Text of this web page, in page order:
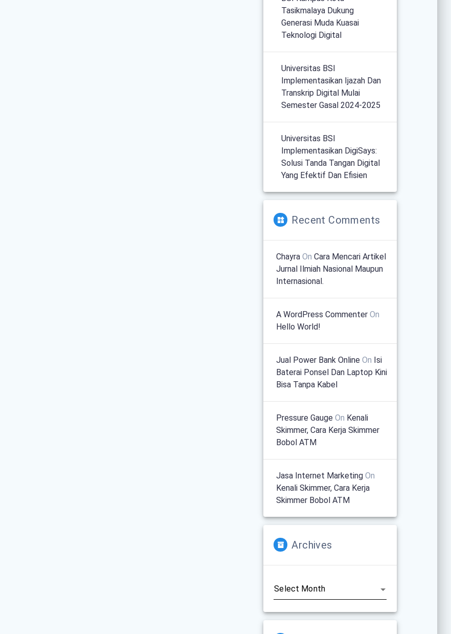
Tasikmalaya Dukung
Generasi Muda Kuasai
Teknologi Digital
Universitas BSI
Implementasikan Ijazah Dan
Transkrip Digital Mulai
Semester Gasal 2024-2025
Universitas BSI
Implementasikan DigiSays:
Solusi Tanda Tangan Digital
Yang Efektif Dan Efisien
Recent Comments
Chayra OnCara Mencari Artikel
Jurnal Ilmiah Nasional Maupun
Internasional.
A WordPress Commenter On
Hello World!
Jual Power Bank Online On Isi
Baterai Ponsel Dan Laptop Kini
Bisa Tanpa Kabel
Pressure Gauge On Kenali
Skimmer, Cara Kerja Skimmer
Bobol ATM
Jasa Internet Marketing On
Kenali Skimmer, Cara Kerja
Skimmer Bobol ATM
Archives